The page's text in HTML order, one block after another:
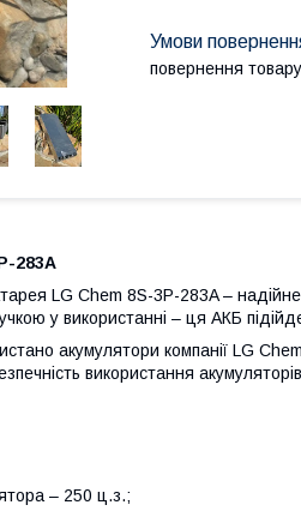
повернення
283A
LG Chem 8S-3P-283A –
у використанні – ця АКБ
акумулятори компанії LG
використання
– 250 ц.з.;